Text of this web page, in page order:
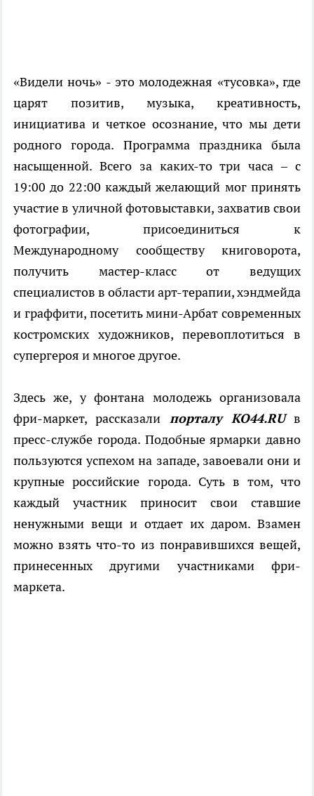
«Видели ночь» - это молодежная «тусовка», где
царят позитив, музыка, креативность,
инициатива и четкое осознание, что мы дети
родного города. Программа праздника была
насыщенной. Всего за каких-то три часа – с
19:00 до 22:00 каждый желающий мог принять
участие в уличной фотовыставки, захватив свои
фотографии, присоединиться к
Международному сообществу книговорота,
получить мастер-класс от ведущих
специалистов в области арт-терапии, хэндмейда
и граффити, посетить мини-Арбат современных
костромских художников, перевоплотиться в
супергероя и многое другое.
Здесь же, у фонтана молодежь организовала
фри-маркет, рассказали порталу КО44.RUв
пресс-службе города. Подобные ярмарки давно
пользуются успехом на западе, завоевали они и
крупные российские города. Суть в том, что
каждый участник приносит свои ставшие
ненужными вещи и отдает их даром. Взамен
можно взять что-то из понравившихся вещей,
принесенных другими участниками фри-
маркета.